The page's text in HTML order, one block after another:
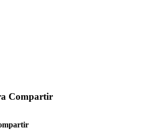
Compartir